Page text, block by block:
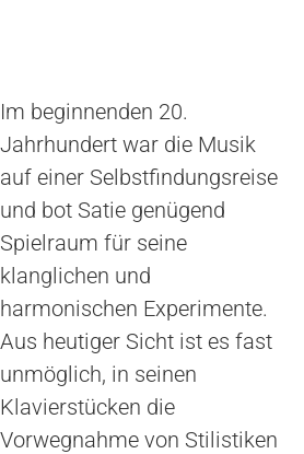
Im beginnenden 20.
Jahrhundert war die Musik
auf einer Selbstfindungsreise
und bot Satie genügend
Spielraum für seine
klanglichen und
harmonischen Experimente.
Aus heutiger Sicht ist es fast
unmöglich, in seinen
Klavierstücken die
Vorwegnahme von Stilistiken